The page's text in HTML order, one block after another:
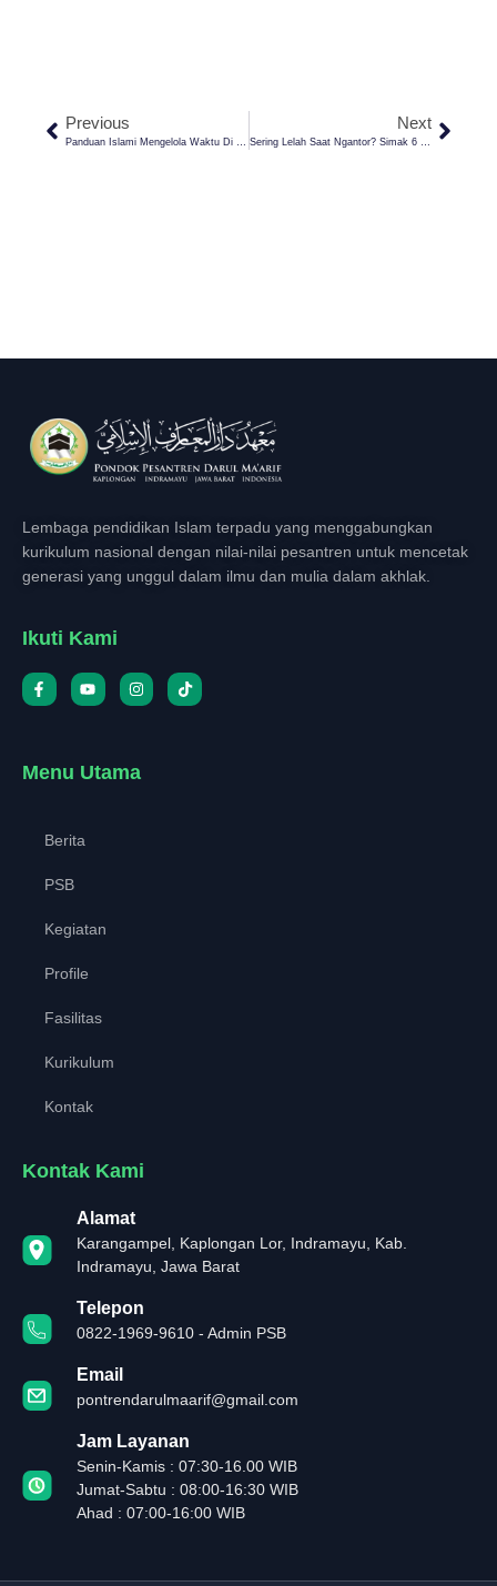
Previous
Panduan Islami Mengelola Waktu Di Era Digital
Next
Sering Lelah Saat Ngantor? Simak 6 Kiat Islami Mengatasi Burnout Di Tempat Kerja
Lembaga pendidikan Islam terpadu yang menggabungkan
kurikulum nasional dengan nilai-nilai pesantren untuk mencetak
generasi yang unggul dalam ilmu dan mulia dalam akhlak.
Ikuti Kami
Menu Utama
Berita
PSB
Kegiatan
Profile
Fasilitas
Kurikulum
Kontak
Kontak Kami
Alamat
Karangampel, Kaplongan Lor, Indramayu, Kab.
Indramayu, Jawa Barat
Telepon
0822-1969-9610 - Admin PSB
Email
pontrendarulmaarif@gmail.com
Jam Layanan
Senin-Kamis : 07:30-16.00 WIB
Jumat-Sabtu : 08:00-16:30 WIB
Ahad : 07:00-16:00 WIB